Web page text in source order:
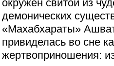
окружен свитой из
демонических
«Махабхараты»
привиделась во сне
жертвоприношения: